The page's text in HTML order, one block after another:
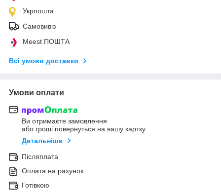
Укрпошта
Самовивіз
Meest ПОШТА
Всі умови доставки
Умови оплати
Ви отримаєте замовлення
або гроші повернуться на вашу картку
Детальніше
Післяплата
Оплата на рахунок
Готівкою